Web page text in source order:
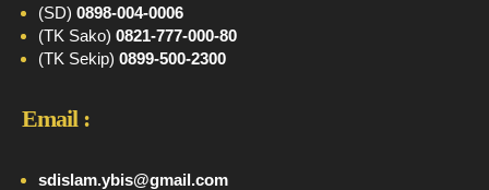
(SD) 0898-004-0006
(TK Sako) 0821-777-000-80
(TK Sekip) 0899-500-2300
Email :
sdislam.ybis@gmail.com